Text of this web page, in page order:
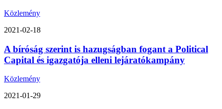
Közlemény
2021-02-18
A bíróság szerint is hazugságban fogant a Political
Capital és igazgatója elleni lejáratókampány
Közlemény
2021-01-29